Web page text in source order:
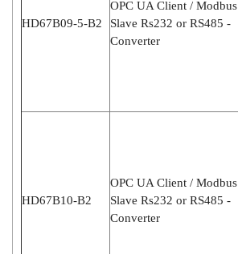
HD67B09-5-B2
OPC UA Client / Modbus
Slave Rs232 or RS485 -
Converter
HD67B10-B2
OPC UA Client / Modbus
Slave Rs232 or RS485 -
Converter